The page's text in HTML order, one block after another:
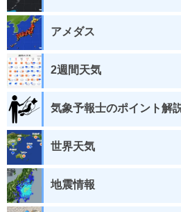
アメダス
2週間天気
気象予報士のポイント解
世界天気
地震情報